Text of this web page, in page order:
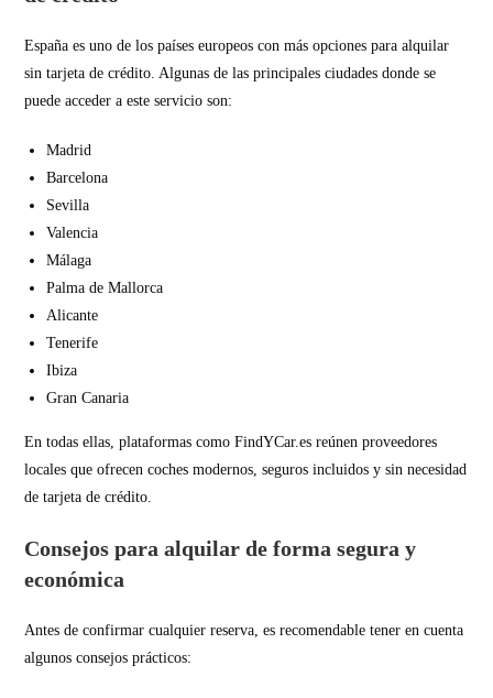
España es uno de los países europeos con más opciones para alquilar
sin tarjeta de crédito. Algunas de las principales ciudades donde se
puede acceder a este servicio son:
Madrid
Barcelona
Sevilla
Valencia
Málaga
Palma de Mallorca
Alicante
Tenerife
Ibiza
Gran Canaria
En todas ellas, plataformas como FindYCar.es reúnen proveedores
locales que ofrecen coches modernos, seguros incluidos y sin necesidad
de tarjeta de crédito.
Consejos para alquilar de forma segura y
económica
Antes de confirmar cualquier reserva, es recomendable tener en cuenta
algunos consejos prácticos: